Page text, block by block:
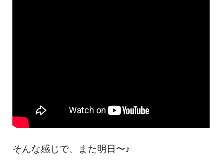
そんな感じで、また明日〜♪